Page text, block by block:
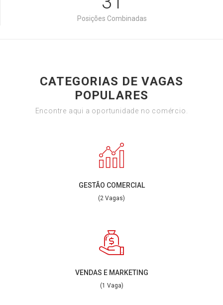
Posições Combinadas
CATEGORIAS DE VAGAS
POPULARES
Encontre aqui a oportunidade no comércio.
GESTÃO COMERCIAL
(2 Vagas)
VENDAS E MARKETING
(1 Vaga)